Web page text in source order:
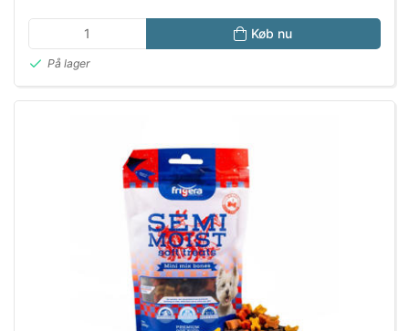
Køb nu
På lager